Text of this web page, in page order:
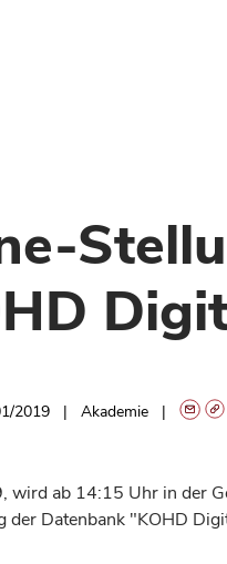
2019 Akademie
wird ab 14:15 Uhr in der
Datenbank "KOHD